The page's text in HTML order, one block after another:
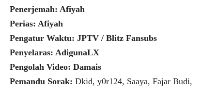
Penerjemah: Afiyah
Perias: Afiyah
Pengatur Waktu: JPTV / Blitz Fansubs
Penyelaras: AdigunaLX
Pengolah Video: Damais
Pemandu Sorak: Dkid, y0r124, Saaya, Fajar Budi,